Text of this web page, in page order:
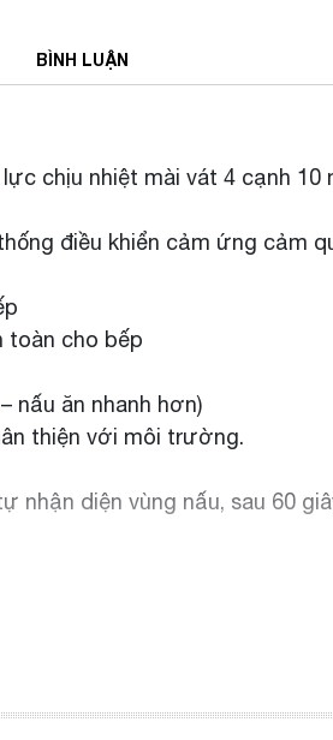
BÌNH LUẬN
chịu nhiệt mài vát 4 cạnh 10
điều khiển cảm ứng cảm
toàn cho bếp
nấu ăn nhanh hơn)
thiện với môi trường.
nhận diện vùng nấu, sau 60